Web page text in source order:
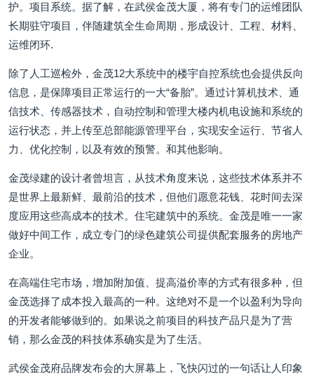
护。项目系统。据了解，在武侯金茂大厦，将有专门的运维团队
长期驻守项目，伴随建筑全生命周期，形成设计、工程、材料、
运维闭环.
除了人工巡检外，金茂12大系统中的楼宇自控系统也会提供反向
信息，是保障项目正常运行的一大“备胎”。通过计算机技术、通
信技术、传感器技术，自动控制和管理大楼内机电设施和系统的
运行状态，并上传至总部能源管理平台，实现安全运行、节省人
力、优化控制，以及有效的预警。和其他影响。
金茂绿建的设计者曾坦言，从技术角度来说，这些技术体系并不
是世界上最新鲜、最前沿的技术，但他们愿意花钱、花时间去深
度应用这些高成本的技术。住宅建筑中的系统。金茂是唯一一家
做好中间工作，成立专门的绿色建筑公司提供配套服务的房地产
企业。
在高端住宅市场，增加附加值、提高溢价率的方式有很多种，但
金茂选择了成本投入最高的一种。这绝对不是一个以盈利为导向
的开发者能够做到的。如果说之前项目的科技产品只是为了营
销，那么金茂的科技体系确实是为了生活。
武侯金茂府品牌发布会的大屏幕上，飞快闪过的一句话让人印象